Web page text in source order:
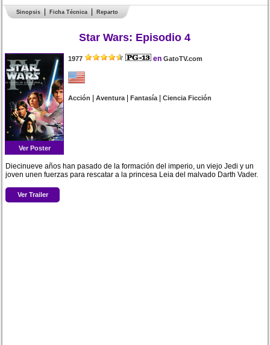
Sinopsis Ficha Técnica Reparto
Star Wars: Episodio 4
Ver Poster
1977 en GatoTV.com
Acción |Aventura|Fantasía|Ciencia Ficción
Diecinueve años han pasado de la formación del imperio, un viejo Jedi y un
joven unen fuerzas para rescatar a la princesa Leia del malvado Darth Vader.
Ver Trailer